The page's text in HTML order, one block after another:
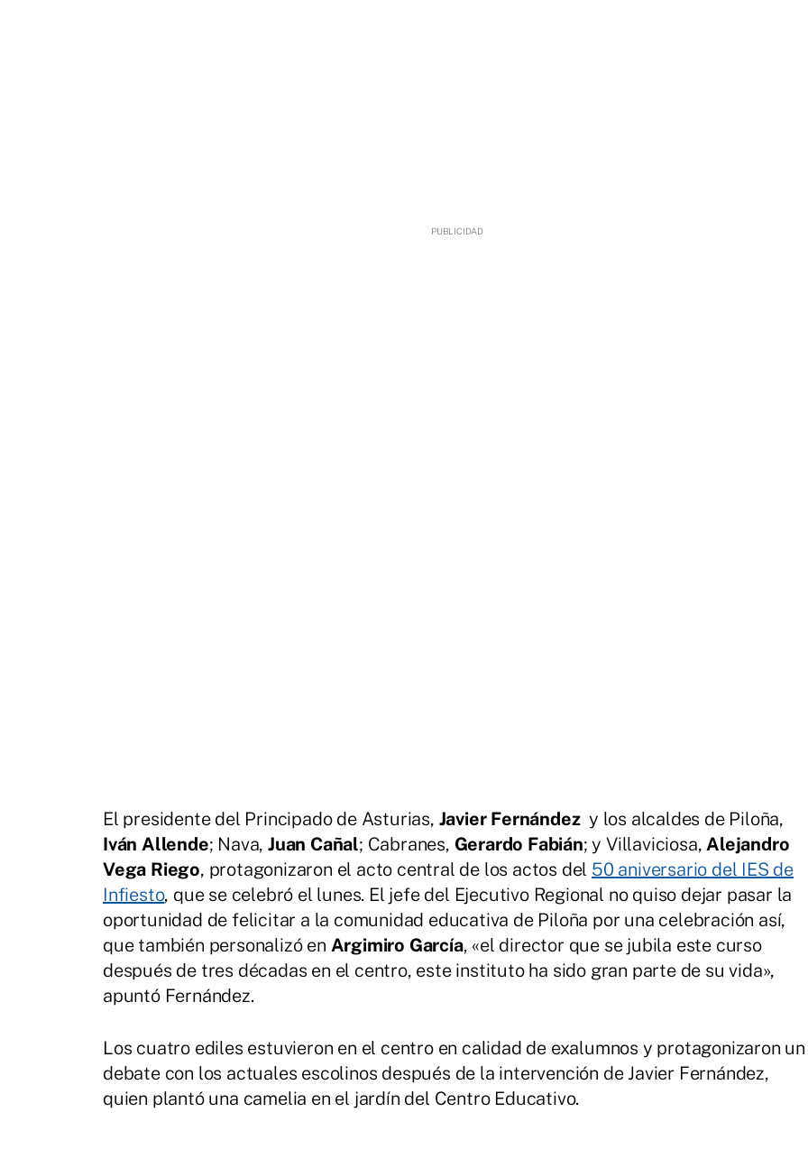
El presidente del Principado de Asturias, Javier Fernández y los alcaldes de Piloña,
Iván Allende; Nava,Juan Cañal; Cabranes, Gerardo Fabián; y Villaviciosa,Alejandro
Vega Riego, protagonizaron el acto central de los actos del 50 aniversario del IES de
Infiesto, que se celebró el lunes. El jefe del Ejecutivo Regional no quiso dejar pasar la
oportunidad de felicitar a la comunidad educativa de Piloña por una celebración así,
que también personalizó en Argimiro García, «el director que se jubila este curso
después de tres décadas en el centro, este instituto ha sido gran parte de su vida»,
apuntó Fernández.
Los cuatro ediles estuvieron en el centro en calidad de exalumnos y protagonizaron un
debate con los actuales escolinos después de la intervención de Javier Fernández,
quien plantó una camelia en el jardín del Centro Educativo.